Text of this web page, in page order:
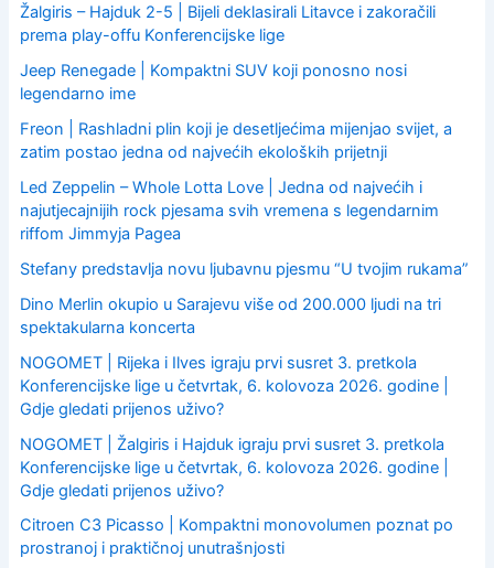
Žalgiris – Hajduk 2-5 | Bijeli deklasirali Litavce i zakoračili
prema play-offu Konferencijske lige
Jeep Renegade | Kompaktni SUV koji ponosno nosi
legendarno ime
Freon | Rashladni plin koji je desetljećima mijenjao svijet, a
zatim postao jedna od najvećih ekoloških prijetnji
Led Zeppelin – Whole Lotta Love | Jedna od najvećih i
najutjecajnijih rock pjesama svih vremena s legendarnim
riffom Jimmyja Pagea
Stefany predstavlja novu ljubavnu pjesmu “U tvojim rukama”
Dino Merlin okupio u Sarajevu više od 200.000 ljudi na tri
spektakularna koncerta
NOGOMET | Rijeka i Ilves igraju prvi susret 3. pretkola
Konferencijske lige u četvrtak, 6. kolovoza 2026. godine |
Gdje gledati prijenos uživo?
NOGOMET | Žalgiris i Hajduk igraju prvi susret 3. pretkola
Konferencijske lige u četvrtak, 6. kolovoza 2026. godine |
Gdje gledati prijenos uživo?
Citroen C3 Picasso | Kompaktni monovolumen poznat po
prostranoj i praktičnoj unutrašnjosti